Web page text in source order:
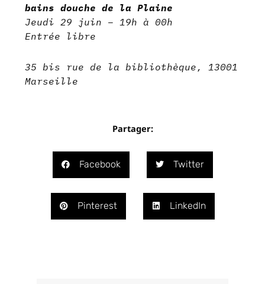
bains douche de la Plaine
Jeudi 29 juin – 19h à 00h
Entrée libre
35 bis rue de la bibliothèque, 13001
Marseille
Partager:
Facebook Twitter
Pinterest LinkedIn